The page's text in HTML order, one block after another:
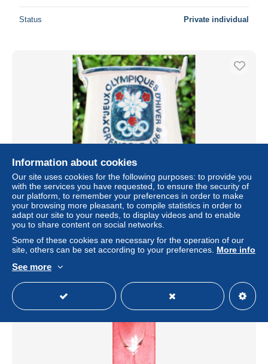
Status Private individual
Poubelle de table Chaudron Jeux Olympiques d'Hiver de
grenoble 1968 Winter Olympic games
± $23.41
Status Private individual
Information about cookies
Our site uses cookies for the following purposes: to provide you
with the services you have requested, to ensure the security of
our platform, to remember your preferences in order to make
your browsing more pleasant, to compile statistics in order to
adapt our site to your needs, to display videos and to enable
you to share content on social networks.
Some of these cookies are necessary for the operation of our
site, others can be set according to your preferences. More info
See more